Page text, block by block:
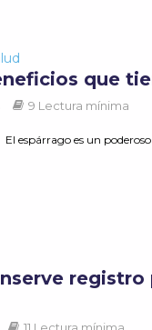
que
9 Lectura mínima
espárrago es un
registro
11 Lectura mínima